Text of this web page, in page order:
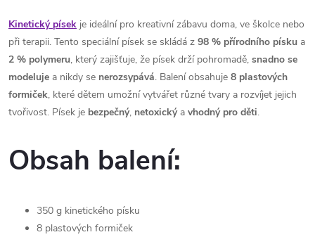
Kinetický písek je ideální pro kreativní zábavu doma, ve školce nebo
při terapii. Tento speciální písek se skládá z 98 % přírodního písku a
2 % polymeru, který zajišťuje, že písek drží pohromadě, snadno se
modeluje a nikdy se nerozsypává. Balení obsahuje 8 plastových
formiček, které dětem umožní vytvářet různé tvary a rozvíjet jejich
tvořivost. Písek je bezpečný, netoxickýa vhodný pro děti.
Obsah balení:
350 g kinetického písku
8 plastových formiček